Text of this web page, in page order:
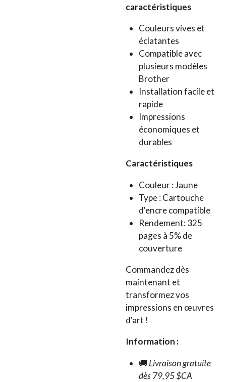
caractéristiques
Couleurs vives et
éclatantes
Compatible avec
plusieurs modèles
Brother
Installation facile et
rapide
Impressions
économiques et
durables
Caractéristiques
Couleur : Jaune
Type : Cartouche
d'encre compatible
Rendement: 325
pages à 5% de
couverture
Commandez dès
maintenant et
transformez vos
impressions en œuvres
d'art !
Information :
🚚Livraison gratuite
dès 79,95 $CA